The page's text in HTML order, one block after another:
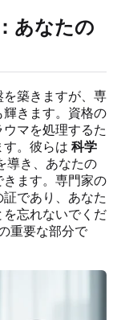
あなたの
を築きますが、専
輝きます。資格の
マを処理するた
。彼らは 科学
導き、あなたの
ます。専門家の
であり、あなた
忘れないでくだ
重要な部分で